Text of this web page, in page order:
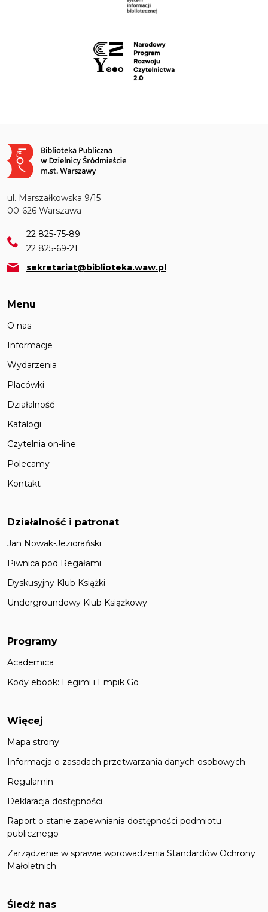
Obraz
ul. Marszałkowska 9/15
00-626 Warszawa
22 825-75-89
22 825-69-21
sekretariat@biblioteka.waw.pl
Menu
O nas
Informacje
Wydarzenia
Placówki
Działalność
Katalogi
Czytelnia on-line
Polecamy
Kontakt
Działalność i patronat
Jan Nowak-Jeziorański
Piwnica pod Regałami
Dyskusyjny Klub Książki
Undergroundowy Klub Książkowy
Programy
Academica
Kody ebook: Legimi i Empik Go
Więcej
Mapa strony
Informacja o zasadach przetwarzania danych osobowych
Regulamin
Deklaracja dostępności
Raport o stanie zapewniania dostępności podmiotu
publicznego
Zarządzenie w sprawie wprowadzenia Standardów Ochrony
Małoletnich
Śledź nas